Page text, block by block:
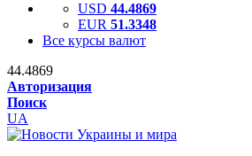
USD 44.4869
EUR 51.3348
Все курсы валют
44.4869
Авторизация
Поиск
UA